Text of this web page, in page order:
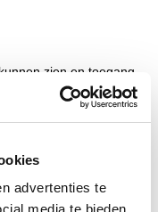
advertenties te
media te bieden
zien en toegang
u direct uw bestelling